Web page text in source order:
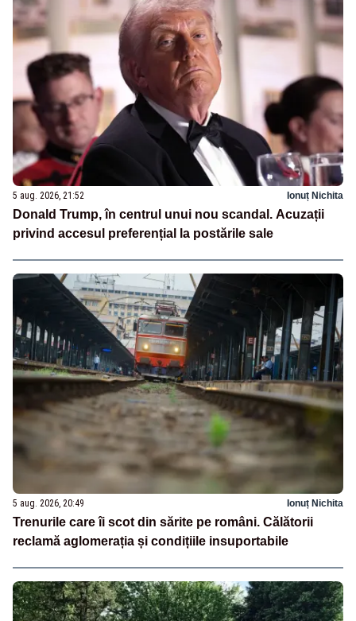
5 aug. 2026, 21:52 Ionuț Nichita
Donald Trump, în centrul unui nou scandal. Acuzații
privind accesul preferențial la postările sale
5 aug. 2026, 20:49 Ionuț Nichita
Trenurile care îi scot din sărite pe români. Călătorii
reclamă aglomerația și condițiile insuportabile